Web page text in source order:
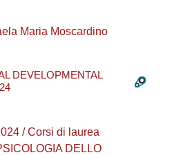
Maria Moscardino
DEVELOPMENTAL
/ Corsi di laurea
DELLO